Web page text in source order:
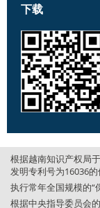
下载
根据越南知识产权局
发明专利号为16036的
执行常年全国规模的“
根据中央指导委员会